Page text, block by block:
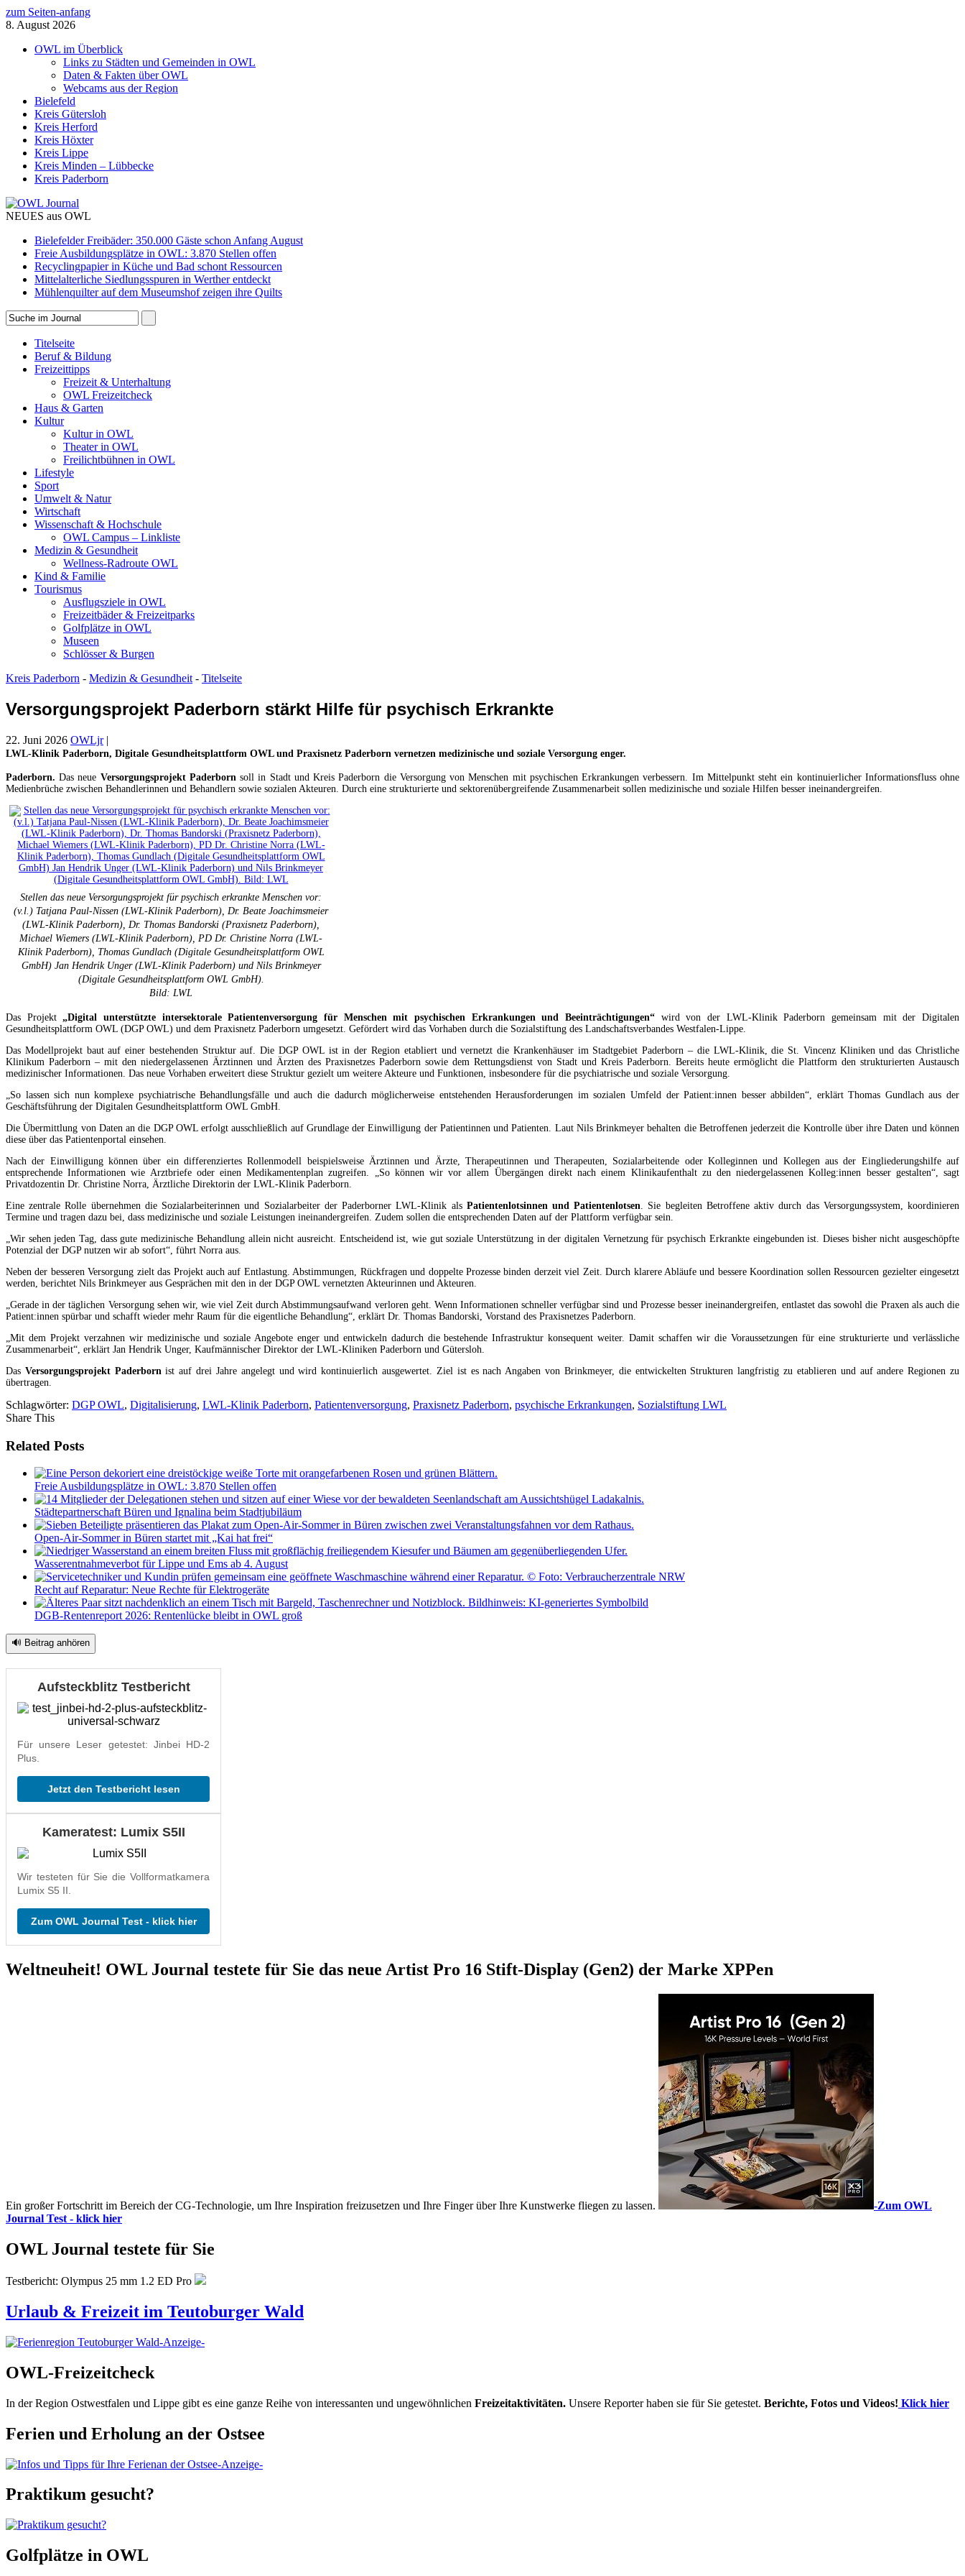
zum Seiten-anfang
8. August 2026
OWL im Überblick
Links zu Städten und Gemeinden in OWL
Daten & Fakten über OWL
Webcams aus der Region
Bielefeld
Kreis Gütersloh
Kreis Herford
Kreis Höxter
Kreis Lippe
Kreis Minden – Lübbecke
Kreis Paderborn
NEUES aus OWL
Bielefelder Freibäder: 350.000 Gäste schon Anfang August
Freie Ausbildungsplätze in OWL: 3.870 Stellen offen
Recyclingpapier in Küche und Bad schont Ressourcen
Mittelalterliche Siedlungsspuren in Werther entdeckt
Mühlenquilter auf dem Museumshof zeigen ihre Quilts
Titelseite
Beruf & Bildung
Freizeittipps
Freizeit & Unterhaltung
OWL Freizeitcheck
Haus & Garten
Kultur
Kultur in OWL
Theater in OWL
Freilichtbühnen in OWL
Lifestyle
Sport
Umwelt & Natur
Wirtschaft
Wissenschaft & Hochschule
OWL Campus – Linkliste
Medizin & Gesundheit
Wellness-Radroute OWL
Kind & Familie
Tourismus
Ausflugsziele in OWL
Freizeitbäder & Freizeitparks
Golfplätze in OWL
Museen
Schlösser & Burgen
Kreis Paderborn - Medizin & Gesundheit - Titelseite
Versorgungsprojekt Paderborn stärkt Hilfe für psychisch Erkrankte
22. Juni 2026 OWLjr |
LWL-Klinik Paderborn, Digitale Gesundheitsplattform OWL und Praxisnetz Paderborn vernetzen medizinische und soziale Versorgung enger.
Paderborn. Das neue Versorgungsprojekt Paderbornsoll in Stadt und Kreis Paderborn die Versorgung von Menschen mit psychischen Erkrankungen verbessern. Im Mittelpunkt steht ein kontinuierlicher Informationsfluss ohne
Medienbrüche zwischen Behandlerinnen und Behandlern sowie sozialen Akteuren. Durch eine strukturierte und sektorenübergreifende Zusammenarbeit sollen medizinische und soziale Hilfen besser ineinandergreifen.
Stellen das neue Versorgungsprojekt für psychisch erkrankte Menschen vor:
(v.l.) Tatjana Paul-Nissen (LWL-Klinik Paderborn), Dr. Beate Joachimsmeier
(LWL-Klinik Paderborn), Dr. Thomas Bandorski (Praxisnetz Paderborn),
Michael Wiemers (LWL-Klinik Paderborn), PD Dr. Christine Norra (LWL-
Klinik Paderborn), Thomas Gundlach (Digitale Gesundheitsplattform OWL
GmbH) Jan Hendrik Unger (LWL-Klinik Paderborn) und Nils Brinkmeyer
(Digitale Gesundheitsplattform OWL GmbH).
Bild: LWL
Das Projekt„Digital unterstützte intersektorale Patientenversorgung für Menschen mit psychischen Erkrankungen und Beeinträchtigungen“ wird von der LWL-Klinik Paderborn gemeinsam mit der Digitalen
Gesundheitsplattform OWL (DGP OWL) und dem Praxisnetz Paderborn umgesetzt. Gefördert wird das Vorhaben durch die Sozialstiftung des Landschaftsverbandes Westfalen-Lippe.
Das Modellprojekt baut auf einer bestehenden Struktur auf. Die DGP OWL ist in der Region etabliert und vernetzt die Krankenhäuser im Stadtgebiet Paderborn – die LWL-Klinik, die St. Vincenz Kliniken und das Christliche
Klinikum Paderborn – mit den niedergelassenen Ärztinnen und Ärzten des Praxisnetzes Paderborn sowie dem Rettungsdienst von Stadt und Kreis Paderborn. Bereits heute ermöglicht die Plattform den strukturierten Austausch
medizinischer Informationen. Das neue Vorhaben erweitert diese Struktur gezielt um weitere Akteure und Funktionen, insbesondere für die psychiatrische und soziale Versorgung.
„So lassen sich nun komplexe psychiatrische Behandlungsfälle und auch die dadurch möglicherweise entstehenden Herausforderungen im sozialen Umfeld der Patient:innen besser abbilden“, erklärt Thomas Gundlach aus der
Geschäftsführung der Digitalen Gesundheitsplattform OWL GmbH.
Die Übermittlung von Daten an die DGP OWL erfolgt ausschließlich auf Grundlage der Einwilligung der Patientinnen und Patienten. Laut Nils Brinkmeyer behalten die Betroffenen jederzeit die Kontrolle über ihre Daten und können
diese über das Patientenportal einsehen.
Nach der Einwilligung können über ein differenziertes Rollenmodell beispielsweise Ärztinnen und Ärzte, Therapeutinnen und Therapeuten, Sozialarbeitende oder Kolleginnen und Kollegen aus der Eingliederungshilfe auf
entsprechende Informationen wie Arztbriefe oder einen Medikamentenplan zugreifen. „So können wir vor allem Übergängen direkt nach einem Klinikaufenthalt zu den niedergelassenen Kolleg:innen besser gestalten“, sagt
Privatdozentin Dr. Christine Norra, Ärztliche Direktorin der LWL-Klinik Paderborn.
Eine zentrale Rolle übernehmen die Sozialarbeiterinnen und Sozialarbeiter der Paderborner LWL-Klinik als Patientenlotsinnen und Patientenlotsen. Sie begleiten Betroffene aktiv durch das Versorgungssystem, koordinieren
Termine und tragen dazu bei, dass medizinische und soziale Leistungen ineinandergreifen. Zudem sollen die entsprechenden Daten auf der Plattform verfügbar sein.
„Wir sehen jeden Tag, dass gute medizinische Behandlung allein nicht ausreicht. Entscheidend ist, wie gut soziale Unterstützung in der digitalen Vernetzung für psychisch Erkrankte eingebunden ist. Dieses bisher nicht ausgeschöpfte
Potenzial der DGP nutzen wir ab sofort“, führt Norra aus.
Neben der besseren Versorgung zielt das Projekt auch auf Entlastung. Abstimmungen, Rückfragen und doppelte Prozesse binden derzeit viel Zeit. Durch klarere Abläufe und bessere Koordination sollen Ressourcen gezielter eingesetzt
werden, berichtet Nils Brinkmeyer aus Gesprächen mit den in der DGP OWL vernetzten Akteurinnen und Akteuren.
„Gerade in der täglichen Versorgung sehen wir, wie viel Zeit durch Abstimmungsaufwand verloren geht. Wenn Informationen schneller verfügbar sind und Prozesse besser ineinandergreifen, entlastet das sowohl die Praxen als auch die
Patient:innen spürbar und schafft wieder mehr Raum für die eigentliche Behandlung“, erklärt Dr. Thomas Bandorski, Vorstand des Praxisnetzes Paderborn.
„Mit dem Projekt verzahnen wir medizinische und soziale Angebote enger und entwickeln dadurch die bestehende Infrastruktur konsequent weiter. Damit schaffen wir die Voraussetzungen für eine strukturierte und verlässliche
Zusammenarbeit“, erklärt Jan Hendrik Unger, Kaufmännischer Direktor der LWL-Kliniken Paderborn und Gütersloh.
Das Versorgungsprojekt Paderbornist auf drei Jahre angelegt und wird kontinuierlich ausgewertet. Ziel ist es nach Angaben von Brinkmeyer, die entwickelten Strukturen langfristig zu etablieren und auf andere Regionen zu
übertragen.
Schlagwörter: DGP OWL, Digitalisierung, LWL-Klinik Paderborn, Patientenversorgung, Praxisnetz Paderborn, psychische Erkrankungen, Sozialstiftung LWL
Share This
Related Posts
Freie Ausbildungsplätze in OWL: 3.870 Stellen offen
Städtepartnerschaft Büren und Ignalina beim Stadtjubiläum
Open-Air-Sommer in Büren startet mit „Kai hat frei“
Wasserentnahmeverbot für Lippe und Ems ab 4. August
Recht auf Reparatur: Neue Rechte für Elektrogeräte
DGB-Rentenreport 2026: Rentenlücke bleibt in OWL groß
🔊 Beitrag anhören
Aufsteckblitz Testbericht
Für unsere Leser getestet: Jinbei HD-2
Plus.
Jetzt den Testbericht lesen
Kameratest: Lumix S5II
Wir testeten für Sie die Vollformatkamera
Lumix S5 II.
Zum OWL Journal Test - klick hier
Weltneuheit! OWL Journal testete für Sie das neue Artist Pro 16 Stift-Display (Gen2) der Marke XPPen
Ein großer Fortschritt im Bereich der CG-Technologie, um Ihre Inspiration freizusetzen und Ihre Finger über Ihre Kunstwerke fliegen zu lassen. -Zum OWL
Journal Test - klick hier
OWL Journal testete für Sie
Testbericht: Olympus 25 mm 1.2 ED Pro
Urlaub & Freizeit im Teutoburger Wald
-Anzeige-
OWL-Freizeitcheck
In der Region Ostwestfalen und Lippe gibt es eine ganze Reihe von interessanten und ungewöhnlichen Freizeitaktivitäten. Unsere Reporter haben sie für Sie getestet. Berichte, Fotos und Videos! Klick hier
Ferien und Erholung an der Ostsee
-Anzeige-
Praktikum gesucht?
Golfplätze in OWL